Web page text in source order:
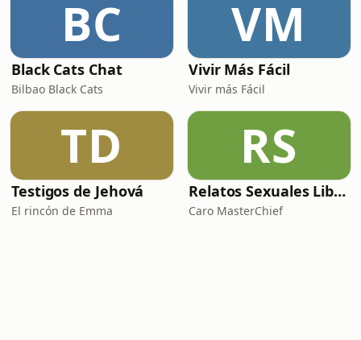
BC
Black Cats Chat
Bilbao Black Cats
VM
Vivir Más Fácil
Vivir más Fácil
TD
Testigos de Jehová
El rincón de Emma
RS
Relatos Sexuales Liberales
Caro MasterChief